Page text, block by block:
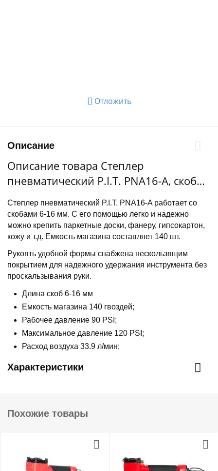
Отложить
Описание
Описание товара Степлер
пневматический P.I.T. PNA16-A, скобы
6-16мм
Степлер пневматический P.I.T. PNA16-A работает со
скобами 6-16 мм. С его помощью легко и надежно
можно крепить паркетные доски, фанеру, гипсокартон,
кожу и т.д. Емкость магазина составляет 140 шт.
Рукоять удобной формы снабжена нескользящим
покрытием для надежного удержания инструмента без
проскальзывания руки.
Длина скоб 6-16 мм
Емкость магазина 140 гвоздей;
Рабочее давление 90 PSI;
Максимальное давление 120 PSI;
Расход воздуха 33.9 л/мин;
Характеристики
Похожие товары